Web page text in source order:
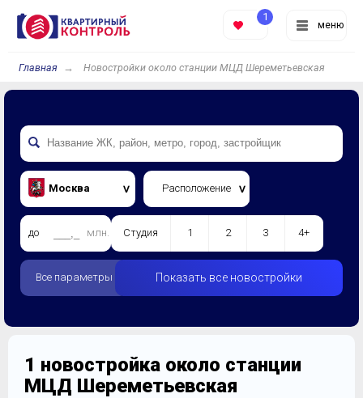
меню
1
Главная Новостройки около станции МЦД Шереметьевская
Москва Расположение
до млн. Студия 1 2 3 4+
Все параметры Показать все новостройки
1 новостройка около станции
МЦД Шереметьевская